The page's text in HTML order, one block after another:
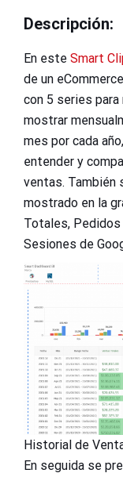
Descripción:
En este Smart
de un
con 5 series
mostrar
mes por cada
entender y
ventas. También
mostrado en la
Totales,
Sesiones de
Historial de
En seguida se